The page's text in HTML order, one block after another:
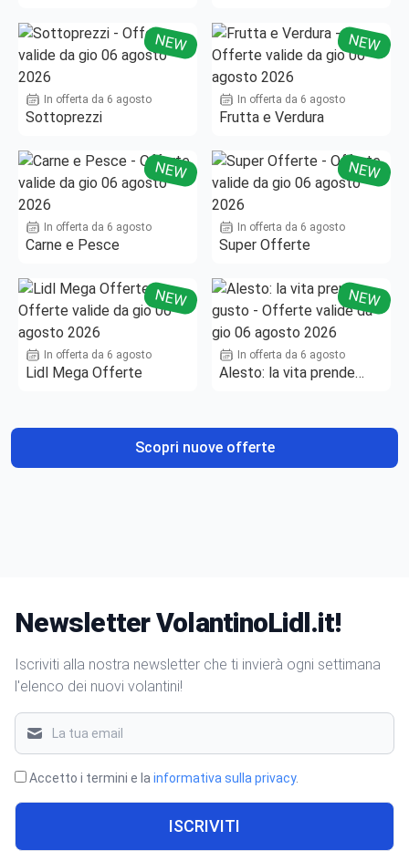
NEW
In offerta da 6 agosto
Sottoprezzi
NEW
In offerta da 6 agosto
Frutta e Verdura
NEW
In offerta da 6 agosto
Carne e Pesce
NEW
In offerta da 6 agosto
Super Offerte
NEW
In offerta da 6 agosto
Lidl Mega Offerte
NEW
In offerta da 6 agosto
Alesto: la vita prende
Scopri nuove offerte
Newsletter VolantinoLidl.it!
Iscriviti alla nostra newsletter che ti invierà ogni settimana
l'elenco dei nuovi volantini!
Accetto i termini e la informativa sulla privacy.
ISCRIVITI